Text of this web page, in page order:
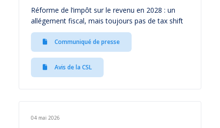
Réforme de l’impôt sur le revenu en 2028 : un
allégement fiscal, mais toujours pas de tax shift
Communiqué de presse
Avis de la CSL
04 mai 2026